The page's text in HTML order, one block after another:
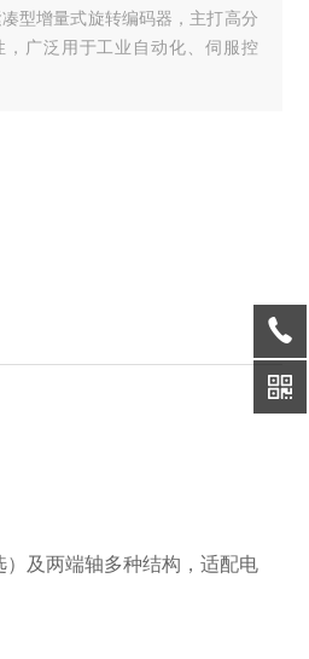
型增量式旋转编码器，主打高分
广泛用于工业自动化、伺服控
及两端轴多种结构，适配电